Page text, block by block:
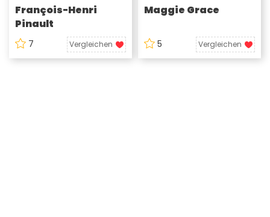
François-Henri
Pinault
7 Vergleichen
Maggie Grace
5 Vergleichen